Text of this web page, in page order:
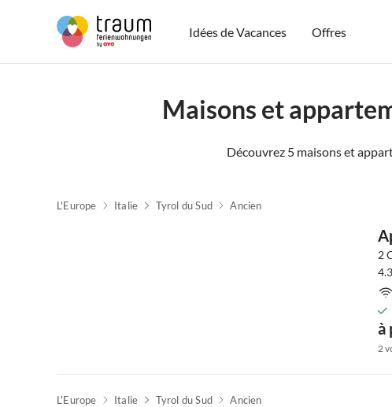
Idées de Vacances Offres
Maisons et
Découvrez 5 maisons et
L'Europe Italie Tyrol du Sud Ancien
2
4.3
à
2
L'Europe Italie Tyrol du Sud Ancien